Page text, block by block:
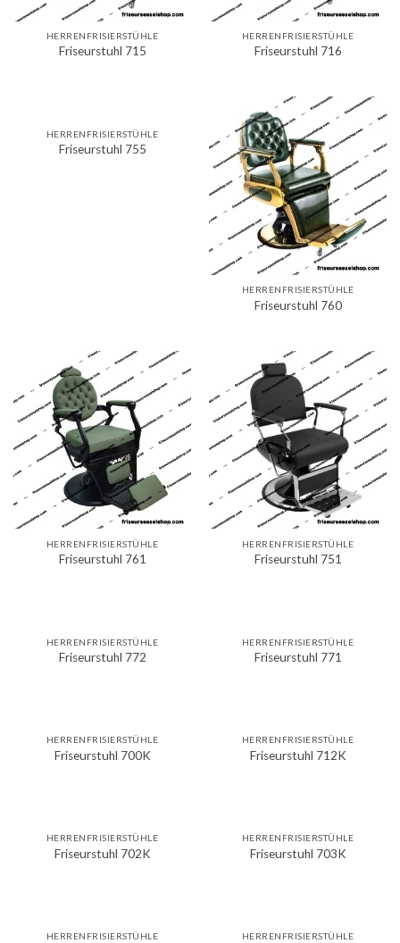
HERRENFRISIERSTÜHLE
Friseurstuhl 715
HERRENFRISIERSTÜHLE
Friseurstuhl 716
HERRENFRISIERSTÜHLE
Friseurstuhl 755
HERRENFRISIERSTÜHLE
Friseurstuhl 760
HERRENFRISIERSTÜHLE
Friseurstuhl 761
HERRENFRISIERSTÜHLE
Friseurstuhl 751
HERRENFRISIERSTÜHLE
Friseurstuhl 772
HERRENFRISIERSTÜHLE
Friseurstuhl 771
HERRENFRISIERSTÜHLE
Friseurstuhl 700K
HERRENFRISIERSTÜHLE
Friseurstuhl 712K
HERRENFRISIERSTÜHLE
Friseurstuhl 702K
HERRENFRISIERSTÜHLE
Friseurstuhl 703K
HERRENFRISIERSTÜHLE HERRENFRISIERSTÜHLE